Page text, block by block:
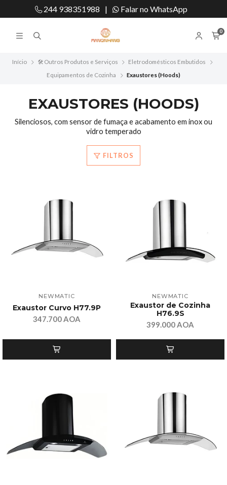
244 938351988 | Falar no WhatsApp
0
Início 🛠️ Outros Produtos e Serviços
Eletrodomésticos Embutidos
Equipamentos de Cozinha
Exaustores (Hoods)
EXAUSTORES (HOODS)
Silenciosos, com sensor de fumaça e acabamento em inox ou
vidro temperado
FILTROS
NEWMATIC
Exaustor Curvo H77.9P
347.700 AOA
NEWMATIC
Exaustor de Cozinha
H76.9S
399.000 AOA